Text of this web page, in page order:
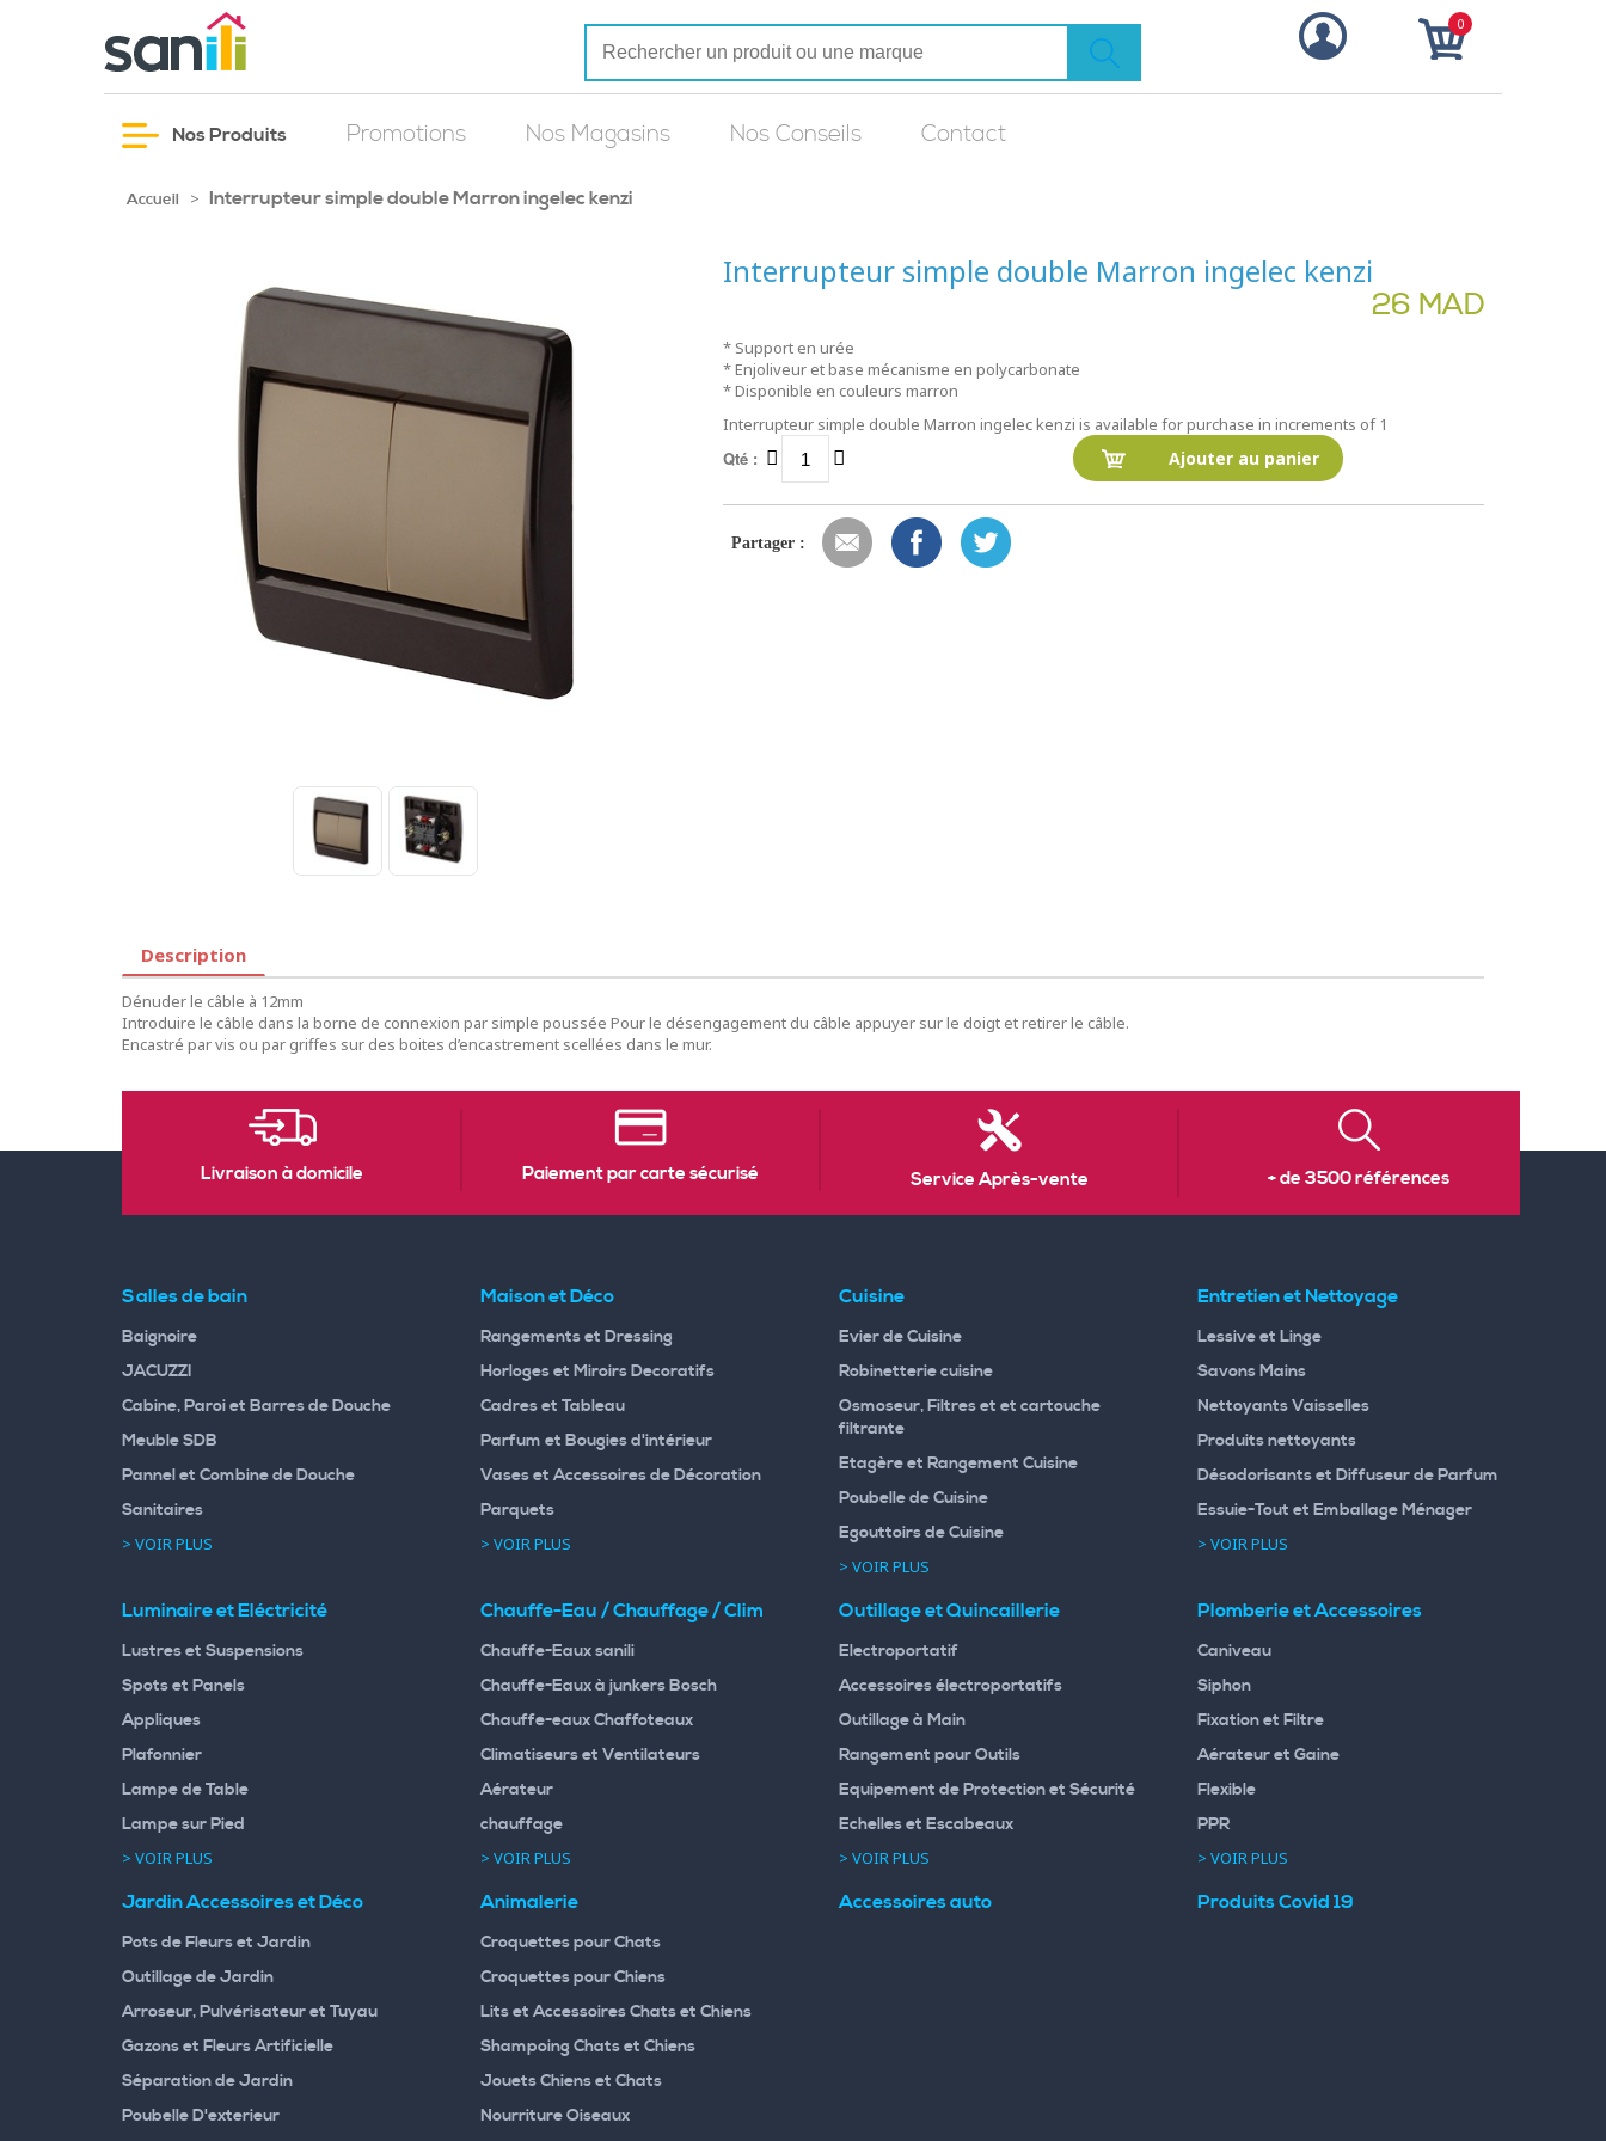
0
Nos Produits Promotions Nos Magasins Nos Conseils Contact
Accueil > Interrupteur simple double Marron ingelec kenzi
Interrupteur simple double Marron ingelec kenzi
26 MAD
* Support en urée
* Enjoliveur et base mécanisme en polycarbonate
* Disponible en couleurs marron
Interrupteur simple double Marron ingelec kenzi is available for purchase in increments of 1
Qté : Ajouter au panier
Partager :
Description
Dénuder le câble à 12mm
Introduire le câble dans la borne de connexion par simple poussée Pour le désengagement du câble appuyer sur le doigt et retirer le câble.
Encastré par vis ou par griffes sur des boites d’encastrement scellées dans le mur.
Livraison à domicile Paiement par carte sécurisé Service Après-vente + de 3500 références
Salles de bain
Baignoire
JACUZZI
Cabine, Paroi et Barres de Douche
Meuble SDB
Pannel et Combine de Douche
Sanitaires
> VOIR PLUS
Maison et Déco
Rangements et Dressing
Horloges et Miroirs Decoratifs
Cadres et Tableau
Parfum et Bougies d'intérieur
Vases et Accessoires de Décoration
Parquets
> VOIR PLUS
Cuisine
Evier de Cuisine
Robinetterie cuisine
Osmoseur, Filtres et et cartouche
filtrante
Etagère et Rangement Cuisine
Poubelle de Cuisine
Egouttoirs de Cuisine
> VOIR PLUS
Entretien et Nettoyage
Lessive et Linge
Savons Mains
Nettoyants Vaisselles
Produits nettoyants
Désodorisants et Diffuseur de Parfum
Essuie-Tout et Emballage Ménager
> VOIR PLUS
Luminaire et Eléctricité
Lustres et Suspensions
Spots et Panels
Appliques
Plafonnier
Lampe de Table
Lampe sur Pied
> VOIR PLUS
Chauffe-Eau / Chauffage / Clim
Chauffe-Eaux sanili
Chauffe-Eaux à junkers Bosch
Chauffe-eaux Chaffoteaux
Climatiseurs et Ventilateurs
Aérateur
chauffage
> VOIR PLUS
Outillage et Quincaillerie
Electroportatif
Accessoires électroportatifs
Outillage à Main
Rangement pour Outils
Equipement de Protection et Sécurité
Echelles et Escabeaux
> VOIR PLUS
Plomberie et Accessoires
Caniveau
Siphon
Fixation et Filtre
Aérateur et Gaine
Flexible
PPR
> VOIR PLUS
Jardin Accessoires et Déco
Pots de Fleurs et Jardin
Outillage de Jardin
Arroseur, Pulvérisateur et Tuyau
Gazons et Fleurs Artificielle
Séparation de Jardin
Poubelle D'exterieur
Animalerie
Croquettes pour Chats
Croquettes pour Chiens
Lits et Accessoires Chats et Chiens
Shampoing Chats et Chiens
Jouets Chiens et Chats
Nourriture Oiseaux
Accessoires auto Produits Covid 19